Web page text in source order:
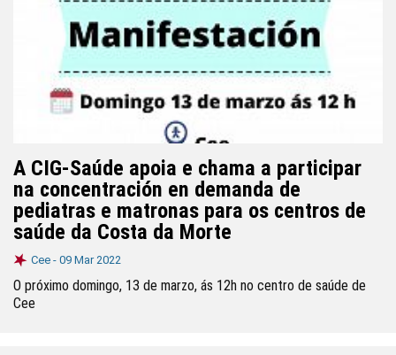
A CIG-Saúde apoia e chama a participar
na concentración en demanda de
pediatras e matronas para os centros de
saúde da Costa da Morte
Cee - 09 Mar 2022
O próximo domingo, 13 de marzo, ás 12h no centro de saúde de
Cee